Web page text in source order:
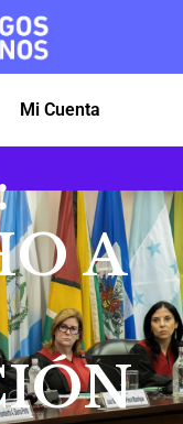
Mi Cuenta
A